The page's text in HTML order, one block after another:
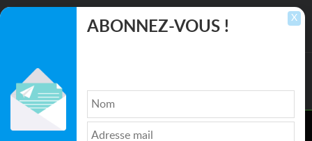
TRANSPORTS
Qui sommes nous ?| Médias
X
ABONNEZ-VOUS !
Ce site utilise des cookies pour améliorer l'expérience de